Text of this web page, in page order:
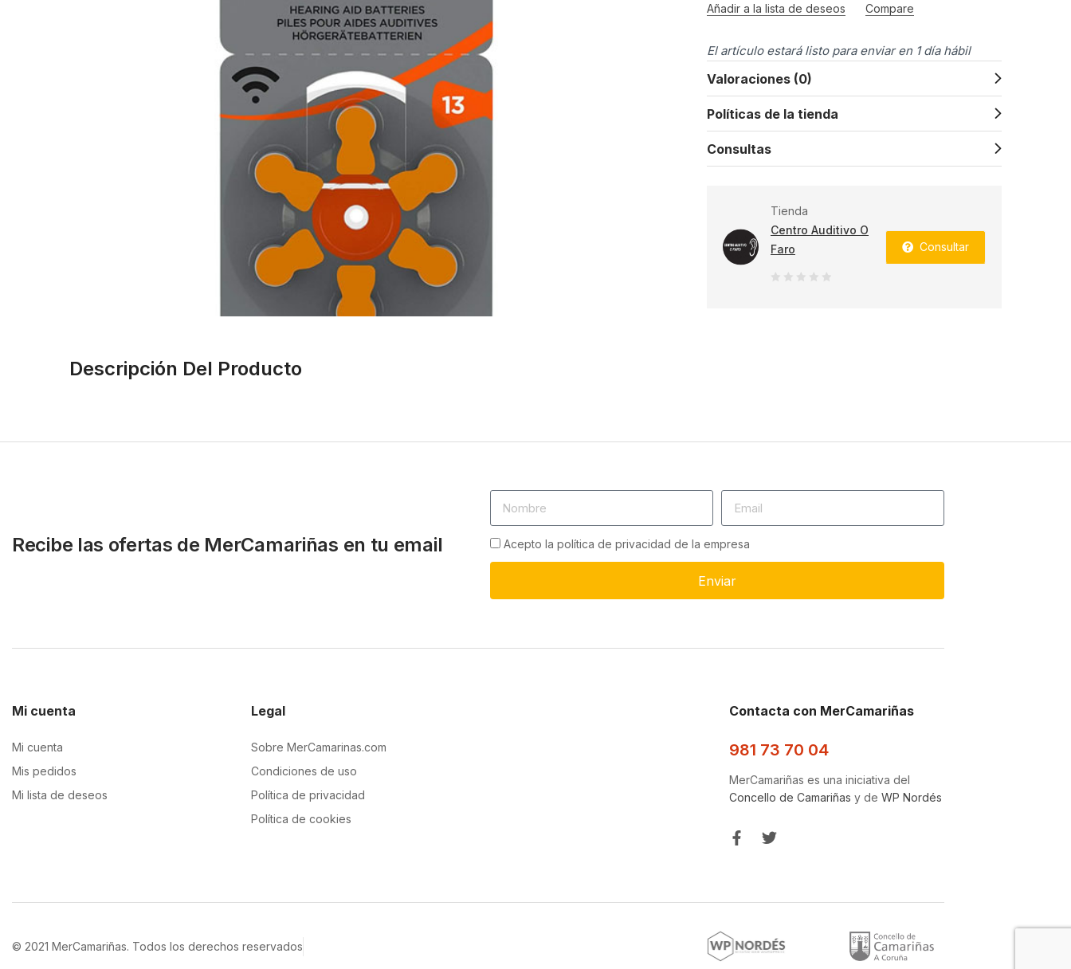
Añadir a la lista de deseos Compare
El artículo estará listo para enviar en 1 día hábil
Valoraciones (0)
Políticas de la tienda
Consultas
Tienda
Centro Auditivo O
Faro
Consultar
Descripción Del Producto
Recibe las ofertas de MerCamariñas en tu email Acepto la política de privacidad de la empresa
Enviar
Mi cuenta
Mi cuenta
Mis pedidos
Mi lista de deseos
Legal
Sobre MerCamarinas.com
Condiciones de uso
Política de privacidad
Política de cookies
Contacta con MerCamariñas
981 73 70 04
MerCamariñas es una iniciativa del
Concello de Camariñas y de WP Nordés
© 2021 MerCamariñas. Todos los derechos reservados